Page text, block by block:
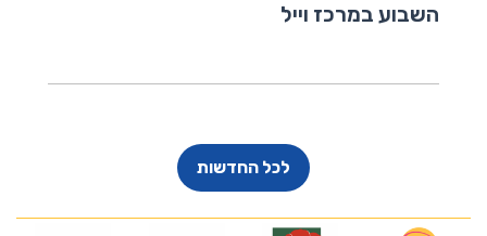
השבוע במרכז וייל
לכל החדשות